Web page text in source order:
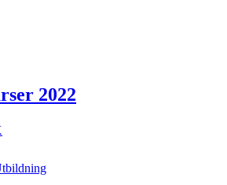
2022